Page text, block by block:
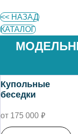
<< НАЗАД
КАТАЛОГ
Купольные
беседки
от 175 000 ₽